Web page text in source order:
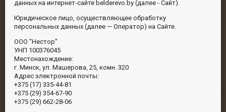
данных на интернет-сайте belderevo.by (далее - Сайт).
Юридическое лицо, осуществляющее обработку
персональных данных (далее — Оператор) на Сайте.
ООО "Нестор"
УНП 100376045
Местонахождение:
г. Минск, ул. Машерова, 25, комн. 320
Адрес электронной почты:
+375 (17) 335-44-81
+375 (29) 354-67-90
+375 (29) 662-28-06